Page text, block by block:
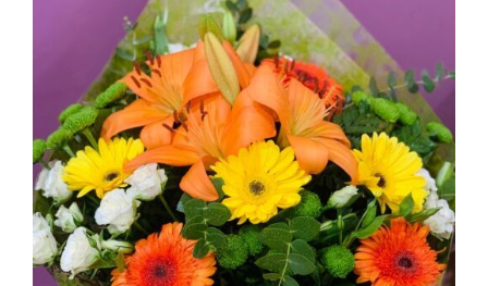
AÑADIR AL CARRITO
/
DETALLES